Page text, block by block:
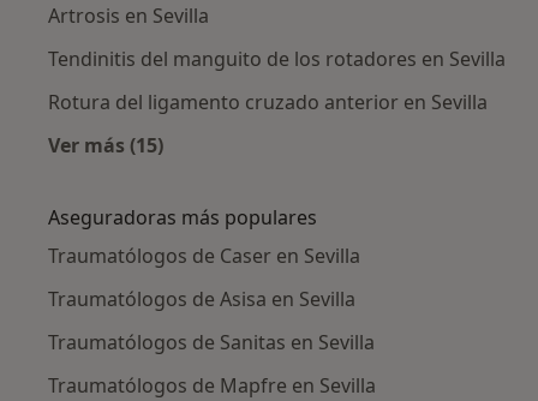
Artrosis en Sevilla
Tendinitis del manguito de los rotadores en Sevilla
Rotura del ligamento cruzado anterior en Sevilla
Ver más (15)
Aseguradoras más populares
Traumatólogos de Caser en Sevilla
Traumatólogos de Asisa en Sevilla
Traumatólogos de Sanitas en Sevilla
Traumatólogos de Mapfre en Sevilla